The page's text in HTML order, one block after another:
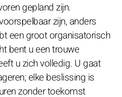
gepland zijn.
zijn, anders
een groot organisatorisch
bent u een trouwe
u zich volledig. U gaat
elke beslissing is
zonder toekomst